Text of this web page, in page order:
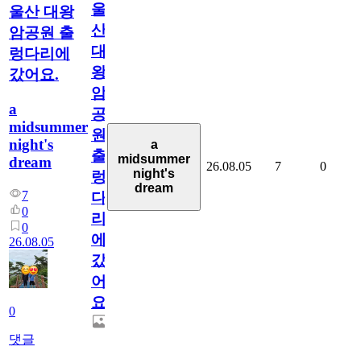
울산 대왕
암공원 출
렁다리에
갔어요.
a
midsummer
night's
dream
7
0
0
26.08.05
0
댓글
울
산
대
왕
암
공
원
출
렁
다
리
에
갔
어
요.
a
midsummer
night's
dream
26.08.05 7 0